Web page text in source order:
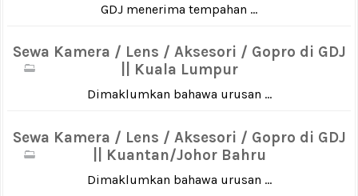
GDJ menerima tempahan ...
Sewa Kamera / Lens / Aksesori / Gopro di GDJ
|| Kuala Lumpur
Dimaklumkan bahawa urusan ...
Sewa Kamera / Lens / Aksesori / Gopro di GDJ
|| Kuantan/Johor Bahru
Dimaklumkan bahawa urusan ...